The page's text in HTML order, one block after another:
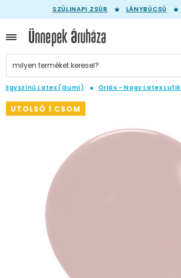
SZÜLINAPI ZSÚR LÁNYBÚCSÚ
Egyszínű Latex (Gumi) Óriás - Nagy Latex Lufik
UTOLSÓ 1 CSOM